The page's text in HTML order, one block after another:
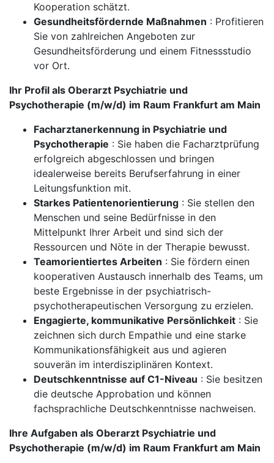
Kooperation schätzt.
Gesundheitsfördernde Maßnahmen : Profitieren
Sie von zahlreichen Angeboten zur
Gesundheitsförderung und einem Fitnessstudio
vor Ort.
Ihr Profil als Oberarzt Psychiatrie und
Psychotherapie (m/w/d) im Raum Frankfurt am Main
Facharztanerkennung in Psychiatrie und
Psychotherapie : Sie haben die Facharztprüfung
erfolgreich abgeschlossen und bringen
idealerweise bereits Berufserfahrung in einer
Leitungsfunktion mit.
Starkes Patientenorientierung : Sie stellen den
Menschen und seine Bedürfnisse in den
Mittelpunkt Ihrer Arbeit und sind sich der
Ressourcen und Nöte in der Therapie bewusst.
Teamorientiertes Arbeiten : Sie fördern einen
kooperativen Austausch innerhalb des Teams, um
beste Ergebnisse in der psychiatrisch-
psychotherapeutischen Versorgung zu erzielen.
Engagierte, kommunikative Persönlichkeit : Sie
zeichnen sich durch Empathie und eine starke
Kommunikationsfähigkeit aus und agieren
souverän im interdisziplinären Kontext.
Deutschkenntnisse auf C1-Niveau : Sie besitzen
die deutsche Approbation und können
fachsprachliche Deutschkenntnisse nachweisen.
Ihre Aufgaben als Oberarzt Psychiatrie und
Psychotherapie (m/w/d) im Raum Frankfurt am Main